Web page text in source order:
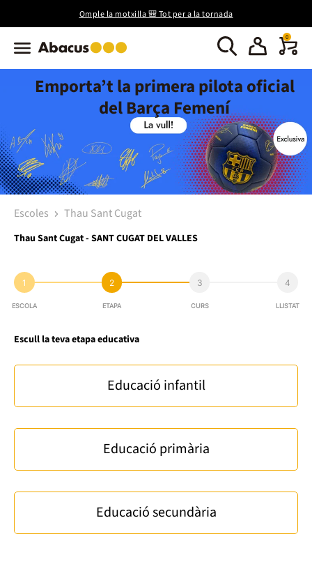
Omple la motxilla 🎒 Tot per a la tornada
0
Emporta’t la primera pilota oficial
del Barça Femení
Escoles Thau Sant Cugat
Thau Sant Cugat - SANT CUGAT DEL VALLES
1
ESCOLA
2
ETAPA
3
CURS
4
LLISTAT
Escull la teva etapa educativa
Educació infantil
Educació primària
Educació secundària